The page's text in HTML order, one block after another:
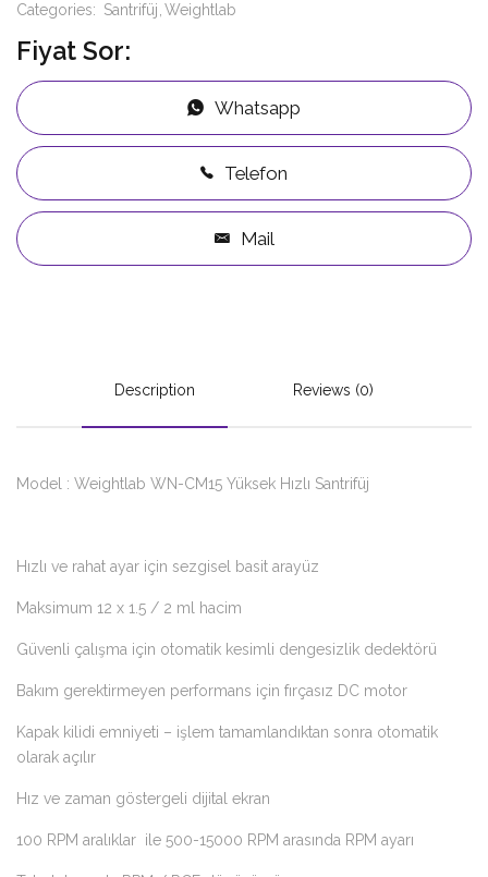
Categories: Santrifüj Weightlab
Fiyat Sor:
Whatsapp
Telefon
Mail
Description Reviews (0)
Model : Weightlab WN-CM15 Yüksek Hızlı Santrifüj
Hızlı ve rahat ayar için sezgisel basit arayüz
Maksimum 12 x 1.5 / 2 ml hacim
Güvenli çalışma için otomatik kesimli dengesizlik dedektörü
Bakım gerektirmeyen performans için fırçasız DC motor
Kapak kilidi emniyeti – işlem tamamlandıktan sonra otomatik
olarak açılır
Hız ve zaman göstergeli dijital ekran
100 RPM aralıklar ile 500-15000 RPM arasında RPM ayarı